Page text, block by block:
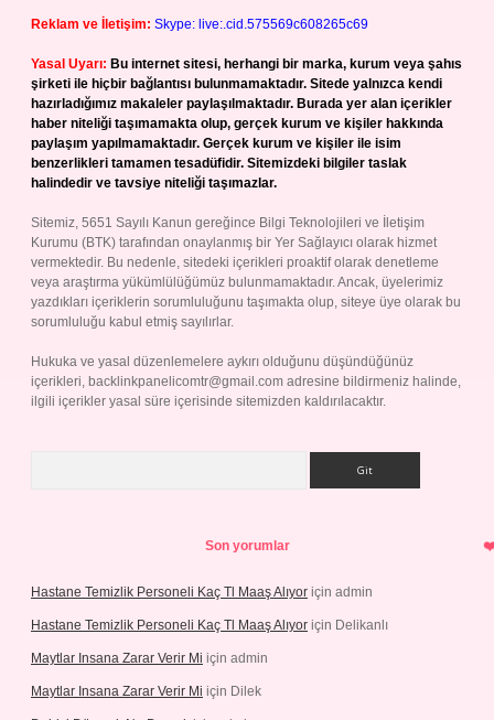
Reklam ve İletişim: Skype: live:.cid.575569c608265c69
Yasal Uyarı: Bu internet sitesi, herhangi bir marka, kurum veya şahıs
şirketi ile hiçbir bağlantısı bulunmamaktadır. Sitede yalnızca kendi
hazırladığımız makaleler paylaşılmaktadır. Burada yer alan içerikler
haber niteliği taşımamakta olup, gerçek kurum ve kişiler hakkında
paylaşım yapılmamaktadır. Gerçek kurum ve kişiler ile isim
benzerlikleri tamamen tesadüfidir. Sitemizdeki bilgiler taslak
halindedir ve tavsiye niteliği taşımazlar.
Sitemiz, 5651 Sayılı Kanun gereğince Bilgi Teknolojileri ve İletişim
Kurumu (BTK) tarafından onaylanmış bir Yer Sağlayıcı olarak hizmet
vermektedir. Bu nedenle, sitedeki içerikleri proaktif olarak denetleme
veya araştırma yükümlülüğümüz bulunmamaktadır. Ancak, üyelerimiz
yazdıkları içeriklerin sorumluluğunu taşımakta olup, siteye üye olarak bu
sorumluluğu kabul etmiş sayılırlar.
Hukuka ve yasal düzenlemelere aykırı olduğunu düşündüğünüz
içerikleri, backlinkpanelicomtr@gmail.com adresine bildirmeniz halinde,
ilgili içerikler yasal süre içerisinde sitemizden kaldırılacaktır.
Son yorumlar
Hastane Temizlik Personeli Kaç Tl Maaş Alıyor için admin
Hastane Temizlik Personeli Kaç Tl Maaş Alıyor için Delikanlı
Maytlar Insana Zarar Verir Mi için admin
Maytlar Insana Zarar Verir Mi için Dilek